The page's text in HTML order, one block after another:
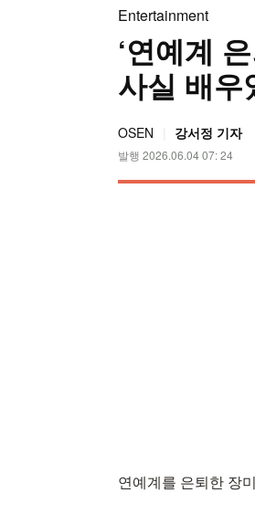
Entertainment
‘연예계
사실 배우
OSEN 강서정 기자
발행 2026.06.04 07: 24
연예계를 은퇴한 장